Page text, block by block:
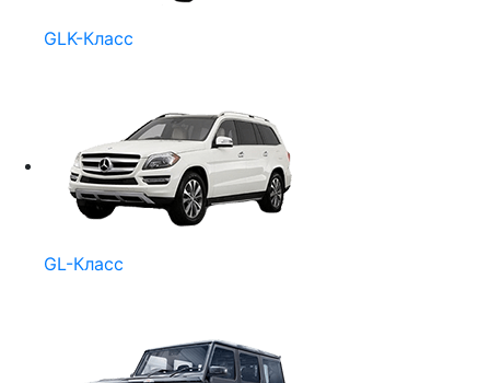
GLK-Класс
GL-Класс